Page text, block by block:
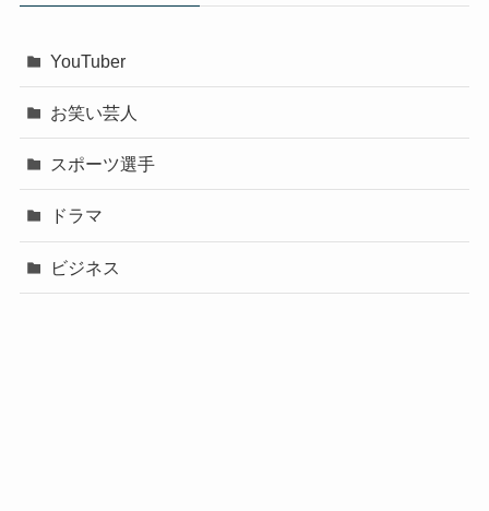
YouTuber
お笑い芸人
スポーツ選手
ドラマ
ビジネス